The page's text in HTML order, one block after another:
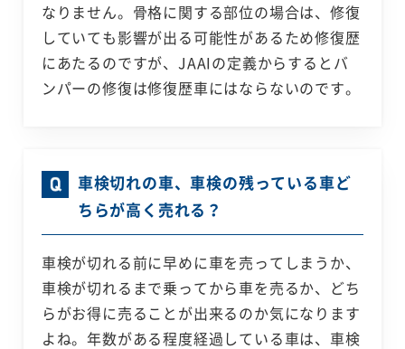
なりません。骨格に関する部位の場合は、修復
していても影響が出る可能性があるため修復歴
にあたるのですが、JAAIの定義からするとバ
ンパーの修復は修復歴車にはならないのです。
車検切れの車、車検の残っている車ど
ちらが高く売れる？
車検が切れる前に早めに車を売ってしまうか、
車検が切れるまで乗ってから車を売るか、どち
らがお得に売ることが出来るのか気になります
よね。年数がある程度経過している車は、車検